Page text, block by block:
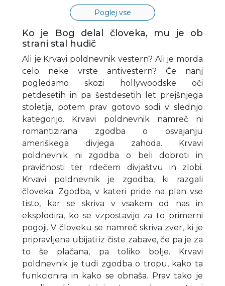
Poglej vse
Ko je Bog delal človeka, mu je ob
strani stal hudič
Ali je Krvavi poldnevnik vestern? Ali je morda
celo neke vrste antivestern? Če nanj
pogledamo skozi hollywoodske oči
petdesetih in pa šestdesetih let prejšnjega
stoletja, potem prav gotovo sodi v slednjo
kategorijo. Krvavi poldnevnik namreč ni
romantizirana zgodba o osvajanju
ameriškega divjega zahoda. Krvavi
poldnevnik ni zgodba o beli dobroti in
pravičnosti ter rdečem divjaštvu in zlobi.
Krvavi poldnevnik je zgodba, ki razgali
človeka. Zgodba, v kateri pride na plan vse
tisto, kar se skriva v vsakem od nas in
eksplodira, ko se vzpostavijo za to primerni
pogoji. V človeku se namreč skriva zver, ki je
pripravljena ubijati iz čiste zabave, če pa je za
to še plačana, pa toliko bolje. Krvavi
poldnevnik je tudi zgodba o tropu, kako ta
funkcionira in kako se obnaša. Prav tako je